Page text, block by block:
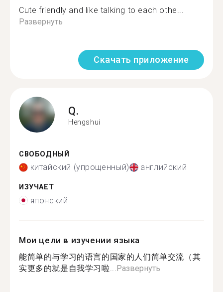
Cute friendly and like talking to each othe...
Развернуть
Скачать приложение
Q.
Hengshui
СВОБОДНЫЙ
китайский (упрощенный) английский
ИЗУЧАЕТ
японский
Мои цели в изучении языка
能简单的与学习的语言的国家的人们简单交流（其
实更多的就是自我学习啦... Развернуть